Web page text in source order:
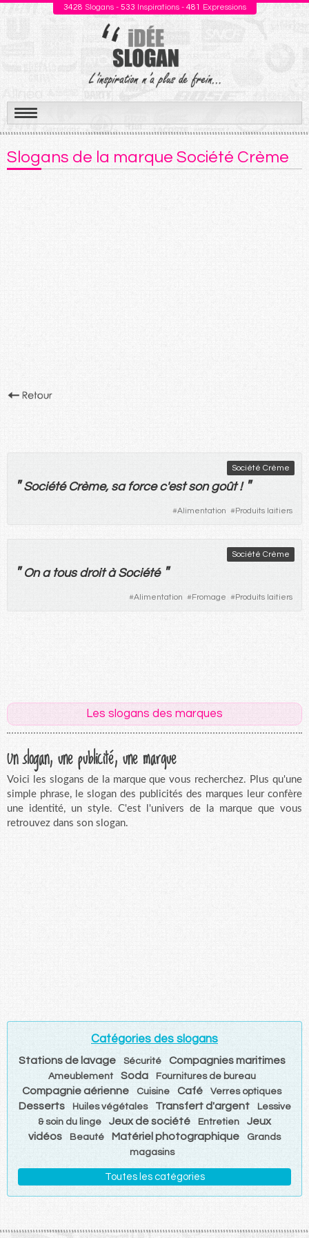
3428 Slogans - 533 Inspirations - 481 Expressions
Aller
au
contenu
Slogans de la marque Société Crème
Société Crème
"Société Crème, sa forcec'est son goût! "
#Alimentation #Produits laitiers
Société Crème
" On a tous droità Société "
#Alimentation #Fromage #Produits laitiers
Les slogans des marques
Un slogan, une publicité, une marque
Voici les slogans de la marque que vous recherchez. Plus qu'une
simple phrase, le slogan des publicités des marques leur confère
une identité, un style. C'est l'univers de la marque que vous
retrouvez dans son slogan.
Catégories des slogans
Stations de lavage Sécurité Compagnies maritimes
Ameublement Soda Fournitures de bureau
Compagnie aérienne Cuisine Café Verres optiques
Desserts Huiles végétales Transfert d'argent
Lessive
& soin du linge
Jeux de société Entretien
Jeux
vidéos
Beauté Matériel photographique
Grands
magasins
Toutes les catégories